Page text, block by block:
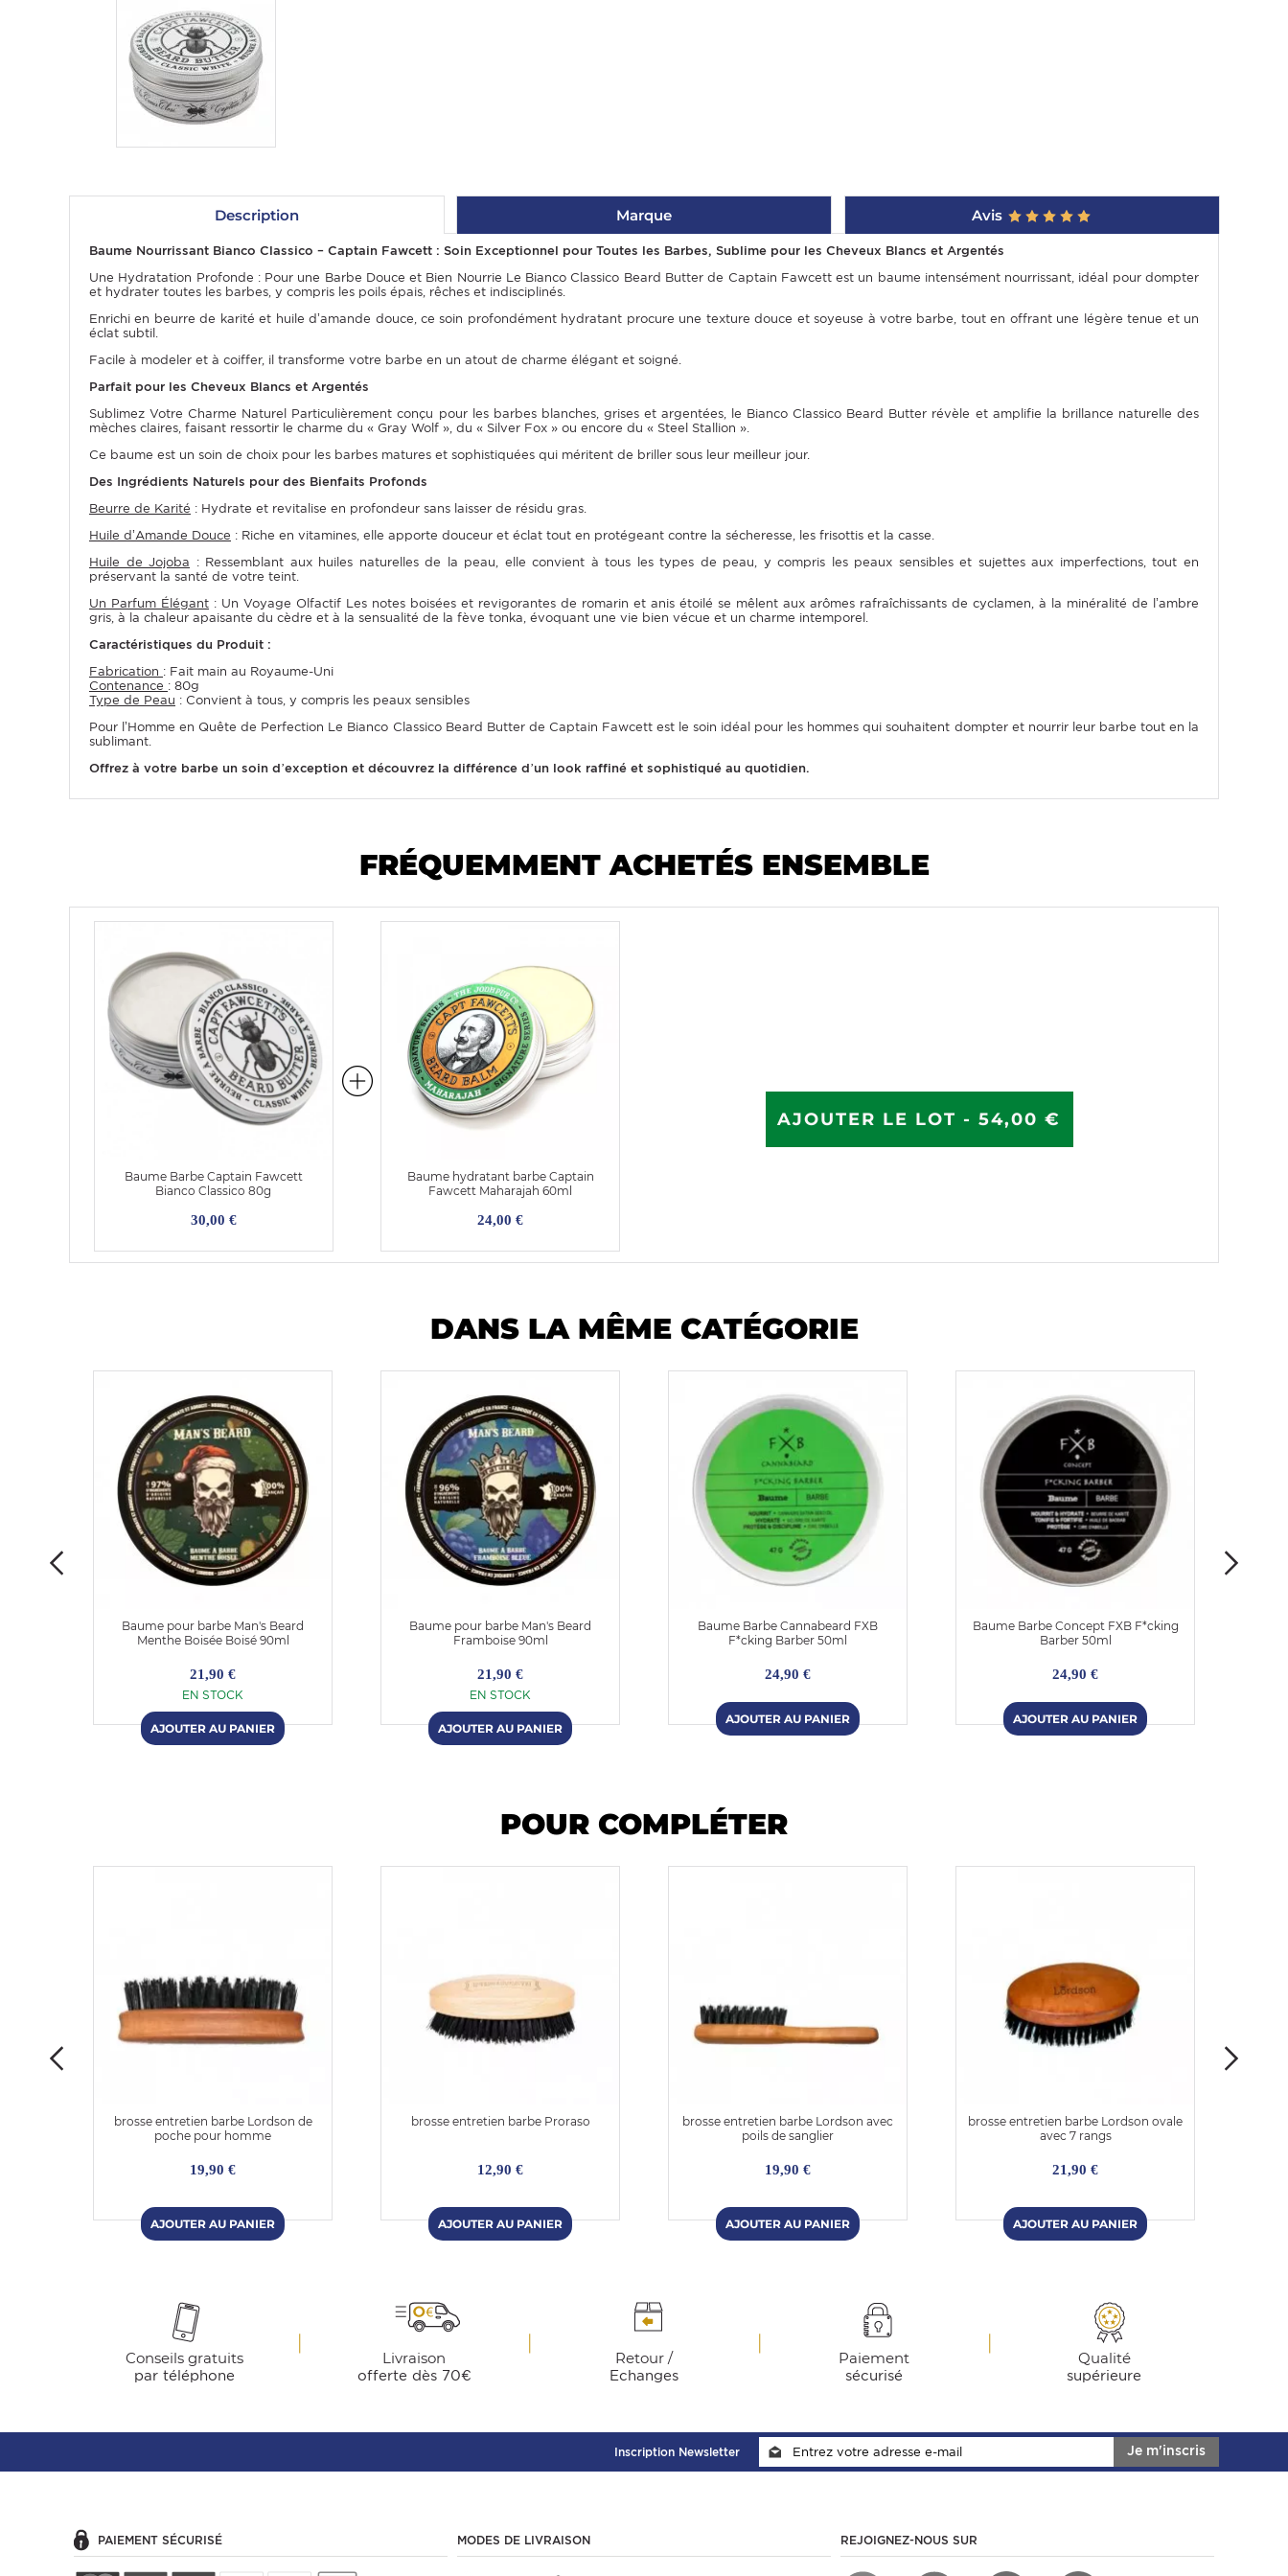
Description Marque Avis
Baume Nourrissant Bianco Classico – Captain Fawcett : Soin Exceptionnel pour Toutes les Barbes, Sublime pour les Cheveux Blancs et Argentés
Une Hydratation Profonde : Pour une Barbe Douce et Bien Nourrie Le Bianco Classico Beard Butter de Captain Fawcett est un baume intensément nourrissant, idéal pour dompter
et hydrater toutes les barbes, y compris les poils épais, rêches et indisciplinés.
Enrichi en beurre de karité et huile d’amande douce, ce soin profondément hydratant procure une texture douce et soyeuse à votre barbe, tout en offrant une légère tenue et un
éclat subtil.
Facile à modeler et à coiffer, il transforme votre barbe en un atout de charme élégant et soigné.
Parfait pour les Cheveux Blancs et Argentés
Sublimez Votre Charme Naturel Particulièrement conçu pour les barbes blanches, grises et argentées, le Bianco Classico Beard Butter révèle et amplifie la brillance naturelle des
mèches claires, faisant ressortir le charme du « Gray Wolf », du « Silver Fox » ou encore du « Steel Stallion ».
Ce baume est un soin de choix pour les barbes matures et sophistiquées qui méritent de briller sous leur meilleur jour.
Des Ingrédients Naturels pour des Bienfaits Profonds
Beurre de Karité : Hydrate et revitalise en profondeur sans laisser de résidu gras.
Huile d’Amande Douce : Riche en vitamines, elle apporte douceur et éclat tout en protégeant contre la sécheresse, les frisottis et la casse.
Huile de Jojoba : Ressemblant aux huiles naturelles de la peau, elle convient à tous les types de peau, y compris les peaux sensibles et sujettes aux imperfections, tout en
préservant la santé de votre teint.
Un Parfum Élégant : Un Voyage Olfactif Les notes boisées et revigorantes de romarin et anis étoilé se mêlent aux arômes rafraîchissants de cyclamen, à la minéralité de l’ambre
gris, à la chaleur apaisante du cèdre et à la sensualité de la fève tonka, évoquant une vie bien vécue et un charme intemporel.
Caractéristiques du Produit :
Fabrication : Fait main au Royaume-Uni
Contenance : 80g
Type de Peau : Convient à tous, y compris les peaux sensibles
Pour l’Homme en Quête de Perfection Le Bianco Classico Beard Butter de Captain Fawcett est le soin idéal pour les hommes qui souhaitent dompter et nourrir leur barbe tout en la
sublimant.
Offrez à votre barbe un soin d’exception et découvrez la différence d’un look raffiné et sophistiqué au quotidien.
FRÉQUEMMENT ACHETÉS ENSEMBLE
Baume Barbe Captain Fawcett
Bianco Classico 80g
30,00 €
Baume hydratant barbe Captain
Fawcett Maharajah 60ml
24,00 €
AJOUTER LE LOT - 54,00 €
DANS LA MÊME CATÉGORIE
Baume pour barbe Man's Beard
Menthe Boisée Boisé 90ml
21,90 €
EN STOCK
Baume pour barbe Man's Beard
Framboise 90ml
21,90 €
EN STOCK
Baume Barbe Cannabeard FXB
F*cking Barber 50ml
24,90 €
Baume Barbe Concept FXB F*cking
Barber 50ml
24,90 €
POUR COMPLÉTER
brosse entretien barbe Lordson de
poche pour homme
19,90 €
brosse entretien barbe Proraso
12,90 €
brosse entretien barbe Lordson avec
poils de sanglier
19,90 €
brosse entretien barbe Lordson ovale
avec 7 rangs
21,90 €
Conseils gratuits
par téléphone
Livraison
offerte dès 70€
Retour /
Echanges
Paiement
sécurisé
Qualité
supérieure
Je m'inscris
Inscription Newsletter
PAIEMENT SÉCURISÉ MODES DE LIVRAISON REJOIGNEZ-NOUS SUR